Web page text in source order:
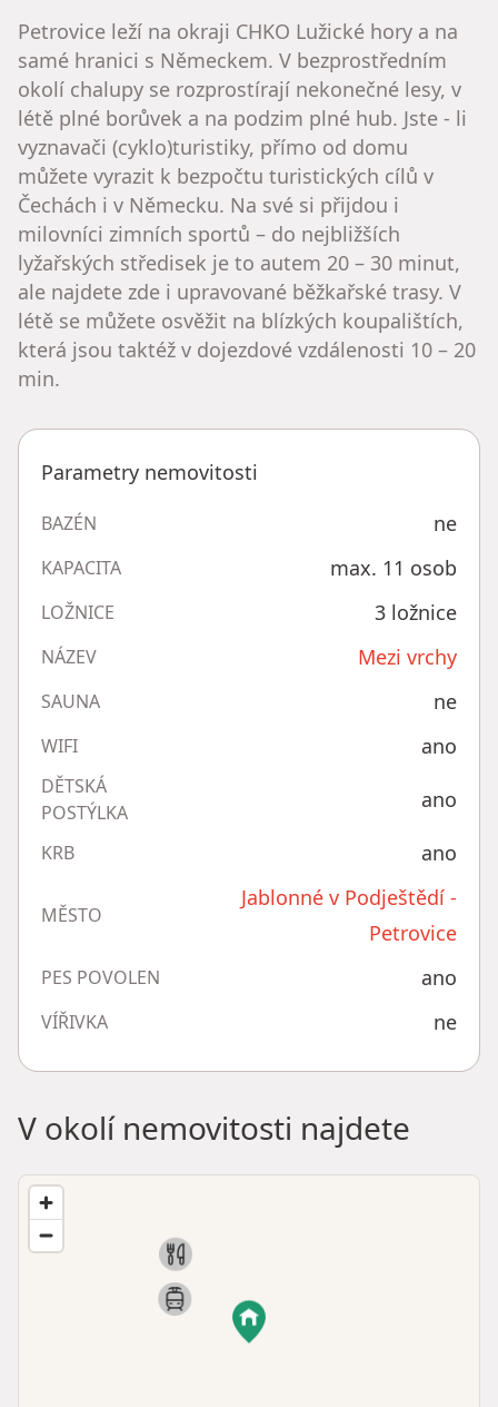
Petrovice leží na okraji CHKO Lužické hory a na
samé hranici s Německem. V bezprostředním
okolí chalupy se rozprostírají nekonečné lesy, v
létě plné borůvek a na podzim plné hub. Jste - li
vyznavači (cyklo)turistiky, přímo od domu
můžete vyrazit k bezpočtu turistických cílů v
Čechách i v Německu. Na své si přijdou i
milovníci zimních sportů – do nejbližších
lyžařských středisek je to autem 20 – 30 minut,
ale najdete zde i upravované běžkařské trasy. V
létě se můžete osvěžit na blízkých koupalištích,
která jsou taktéž v dojezdové vzdálenosti 10 – 20
min.
Parametry nemovitosti
BAZÉN ne
KAPACITA max. 11 osob
LOŽNICE 3 ložnice
NÁZEV Mezi vrchy
SAUNA ne
WIFI ano
DĚTSKÁ
POSTÝLKA
ano
KRB ano
MĚSTO
Jablonné v Podještědí -
Petrovice
PES POVOLEN ano
VÍŘIVKA ne
V okolí nemovitosti najdete